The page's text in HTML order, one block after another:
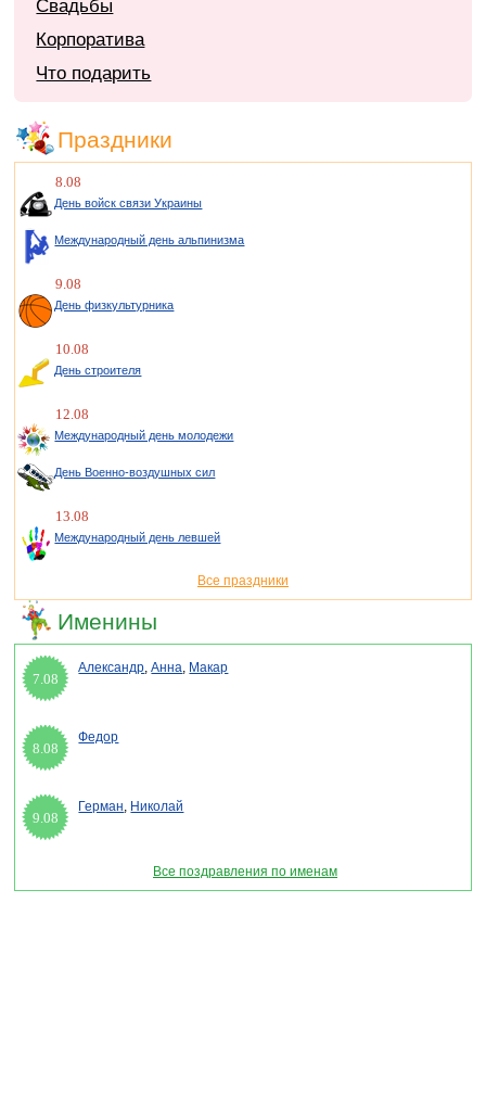
Свадьбы
Корпоратива
Что подарить
Праздники
8.08
День войск связи Украины
Международный день альпинизма
9.08
День физкультурника
10.08
День строителя
12.08
Международный день молодежи
День Военно-воздушных сил
13.08
Международный день левшей
Все праздники
Именины
7.08
Александр,Анна, Макар
8.08
Федор
9.08
Герман, Николай
Все поздравления по именам